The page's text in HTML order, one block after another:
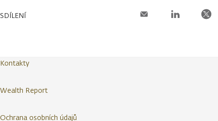
SDÍLENÍ
Kontakty
Wealth Report
Ochrana osobních údajů